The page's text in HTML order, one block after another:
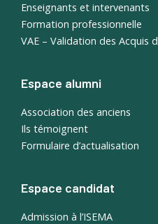
Enseignants et intervenants
Formation professionnelle
VAE – Validation des Acquis
Espace alumni
Association des anciens
Ils témoignent
Formulaire d’actualisation
Espace candidat
Admission à l’ISEMA